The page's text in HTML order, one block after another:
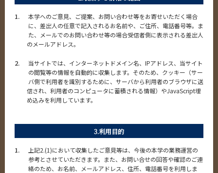
1.
本学へのご意見、ご提案、お問い合わせ等をお寄せいただく場合
に、差出人の任意で記入されるお名前や、ご住所、電話番号等。ま
た、メールでのお問い合わせ等の場合受信者側に表示される差出人
のメールアドレス。
2.
当サイトでは、インターネットドメイン名、IPアドレス、当サイト
の閲覧等の情報を自動的に収集します。そのため、クッキー（サー
バ側で利用者を識別するために、サーバから利用者のブラウザに送
信され、利用者のコンピュータに蓄積される情報）やJavaScript埋
め込みを利用しています。
3.利用目的
1.
上記2.(1)において収集したご意見等は、今後の本学の業務運営の
参考とさせていただきます。また、お問い合せの回答や確認のご連
絡のため、お名前、メールアドレス、住所、電話番号を利用しま
Event Calendar
サイト構成
学内向け情報
CLOSE